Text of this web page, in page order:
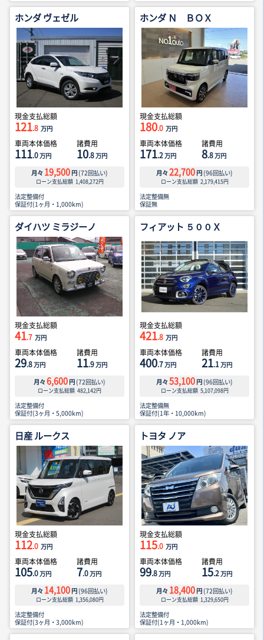
ホンダ ヴェゼル
現金支払総額
121.8 万円
車両本体価格
111.0万円
諸費用
10.8万円
月々 19,500 円 (72回払い)
ローン支払総額 1,408,272円
法定整備付
保証付(1ヶ月・1,000km)
ホンダ Ｎ ＢＯＸ
現金支払総額
180.0 万円
車両本体価格
171.2万円
諸費用
8.8万円
月々 22,700 円 (96回払い)
ローン支払総額 2,179,415円
法定整備無
保証無
ダイハツ ミラジーノ
現金支払総額
41.7 万円
車両本体価格
29.8万円
諸費用
11.9万円
月々 6,600 円 (72回払い)
ローン支払総額 482,142円
法定整備付
保証付(3ヶ月・5,000km)
フィアット ５００Ｘ
現金支払総額
421.8 万円
車両本体価格
400.7万円
諸費用
21.1万円
月々 53,100 円 (96回払い)
ローン支払総額 5,107,098円
法定整備無
保証付(1年・10,000km)
日産 ルークス
現金支払総額
112.0 万円
車両本体価格
105.0万円
諸費用
7.0万円
月々 14,100 円 (96回払い)
ローン支払総額 1,356,080円
法定整備付
保証付(3ヶ月・3,000km)
トヨタ ノア
現金支払総額
115.0 万円
車両本体価格
99.8万円
諸費用
15.2万円
月々 18,400 円 (72回払い)
ローン支払総額 1,329,650円
法定整備付
保証付(1ヶ月・1,000km)